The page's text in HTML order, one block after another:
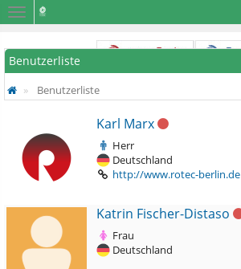
Navigation
Benutzerliste
Benutzerliste
Karl Marx
Herr
Deutschland
http://www.rotec-berlin.de
Katrin Fischer-Distaso
Frau
Deutschland